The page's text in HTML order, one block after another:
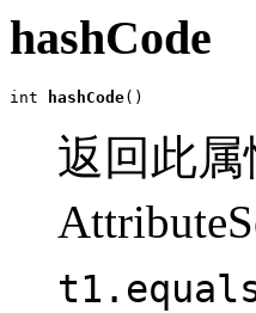
hashCode
int hashCode()
返回此